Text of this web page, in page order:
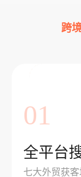
跨
01
全平台
七大外贸获